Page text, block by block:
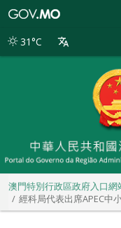
別
31°C
澳門特別行政區政府入口網
經科局代表出席APEC中